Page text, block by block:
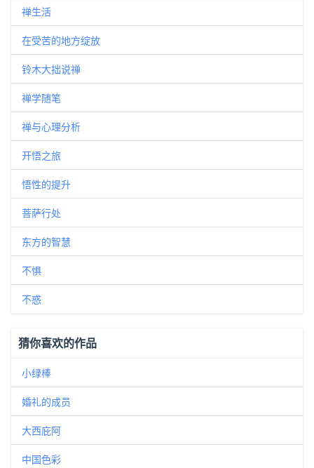
禅生活
在受苦的地方绽放
铃木大拙说禅
禅学随笔
禅与心理分析
开悟之旅
悟性的提升
菩萨行处
东方的智慧
不惧
不惑
猜你喜欢的作品
小绿棒
婚礼的成员
大西庇阿
中国色彩